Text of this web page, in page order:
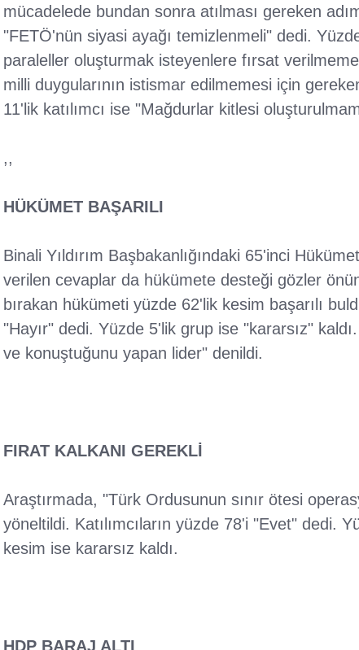
mücadelede bundan sonra atılması gereken
"FETÖ'nün siyasi ayağı temizlenmeli" dedi.
paraleller oluşturmak isteyenlere fırsat
milli duygularının istismar edilmemesi için
11'lik katılımcı ise "Mağdurlar kitlesi
,,
HÜKÜMET BAŞARILI
Binali Yıldırım Başbakanlığındaki 65'inci
verilen cevaplar da hükümete desteği gözler
bırakan hükümeti yüzde 62'lik kesim başarılı
"Hayır" dedi. Yüzde 5'lik grup ise "kararsız"
ve konuştuğunu yapan lider" denildi.
FIRAT KALKANI GEREKLİ
Araştırmada, "Türk Ordusunun sınır ötesi
yöneltildi. Katılımcıların yüzde 78'i "Evet" dedi.
kesim ise kararsız kaldı.
HDP BARAJ ALTI